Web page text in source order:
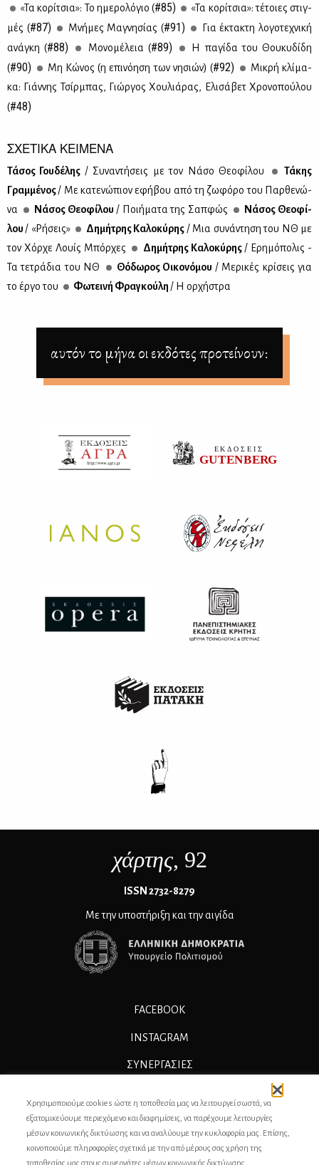
«Τα κο­ρί­τσια»: Το ημε­ρο­λό­γιο (#85)
«Τα κο­ρί­τσια»: τέ­τοιες στιγ­
μές (#87) Μνή­μες Μα­γνη­σί­ας (#91)
Για έκτα­κτη λο­γο­τε­χνι­κή
ανά­γκη (#88) Μο­νο­μέ­λεια (#89)
Η πα­γί­δα του Θου­κυ­δί­δη
(#90) Μη Κώ­νος (η επι­νό­η­ση των νη­σιών) (#92)
Μι­κρή κλί­μα­
κα: Γιάν­νης Τσίρ­μπας, Γιώρ­γος Χου­λιά­ρας, Ελι­σά­βετ Χρο­νο­πού­λου
(#48)
ΣΧΕΤΙΚΑ ΚΕΙΜΕΝΑ
Τά­σος Γου­δέ­λης / Συ­να­ντή­σεις με τον Νά­σο Θε­ο­φί­λου
Τά­κης
Γραμ­μέ­νος/ Με κα­τε­νώ­πιον εφή­βου από τη ζω­φό­ρο του Παρ­θε­νώ­
να
Νά­σος Θε­ο­φί­λου / Ποι­ή­μα­τα της Σαπ­φώς
Νά­σος Θε­ο­φί­
λου/ «Ρή­σεις» Δη­μή­τρης Κα­λο­κύ­ρης/ Μια συ­νά­ντη­ση του ΝΘ με
τον Χόρ­χε Λουίς Μπόρ­χες
Δη­μή­τρης Κα­λο­κύ­ρης/ Ερη­μό­πο­λις -
Τα τε­τρά­δια του ΝΘ
Θό­δω­ρος Οι­κο­νό­μου / Με­ρι­κές κρί­σεις για
το έρ­γο του
Φω­τει­νή Φρα­γκού­λη/ Η ορ­χή­στρα
αυτόν το μήνα οι εκδότες προτείνουν:
χάρτης, 92
ΙSSN 2732-8279
Με την υποστήριξη και την αιγίδα
FACEBOOK
INSTAGRAM
ΣΥΝΕΡΓΑΣΊΕΣ
ΕΠΙΚΟΙΝΩΝΙΑ
ΣΥΝΤΕΛΕΣΤΕΣ
Χρησιμοποιούμε cookies ώστε η τοποθεσία μας να λειτουργεί σωστά, να
εξατομικεύουμε περιεχόμενο και διαφημίσεις, να παρέχουμε λειτουργίες
μέσων κοινωνικής δικτύωσης και να αναλύουμε την κυκλοφορία μας. Επίσης,
κοινοποιούμε πληροφορίες σχετικά με την από μέρους σας χρήση της